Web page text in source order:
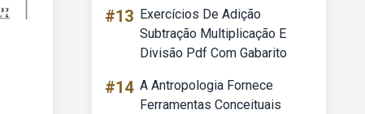
#13 Exercícios De Adição
Subtração Multiplicação E
Divisão Pdf Com Gabarito
#14 A Antropologia Fornece
Ferramentas Conceituais